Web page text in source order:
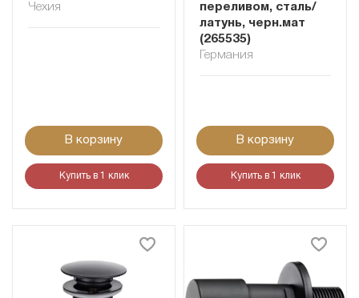
Чехия
В корзину
Купить в 1 клик
переливом, сталь/
латунь, черн.мат
(265535)
Германия
В корзину
Купить в 1 клик